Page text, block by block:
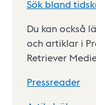
Sök bland
Du kan också
och artiklar i
Retriever
Pressreader